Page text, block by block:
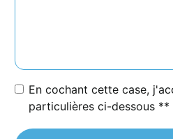
En cochant cette case,
particulières ci-dessous **